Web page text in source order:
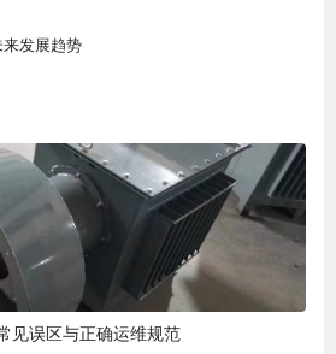
发展趋势
见误区与正确运维规范